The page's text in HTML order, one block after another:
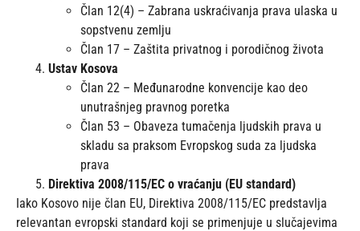
Član 12(4) – Zabrana uskraćivanja prava ulaska u
sopstvenu zemlju
Član 17 – Zaštita privatnog i porodičnog života
Ustav Kosova
Član 22 – Međunarodne konvencije kao deo
unutrašnjeg pravnog poretka
Član 53 – Obaveza tumačenja ljudskih prava u
skladu sa praksom Evropskog suda za ljudska
prava
Direktiva 2008/115/EC o vraćanju (EU standard)
Iako Kosovo nije član EU, Direktiva 2008/115/EC predstavlja
relevantan evropski standard koji se primenjuje u slučajevima